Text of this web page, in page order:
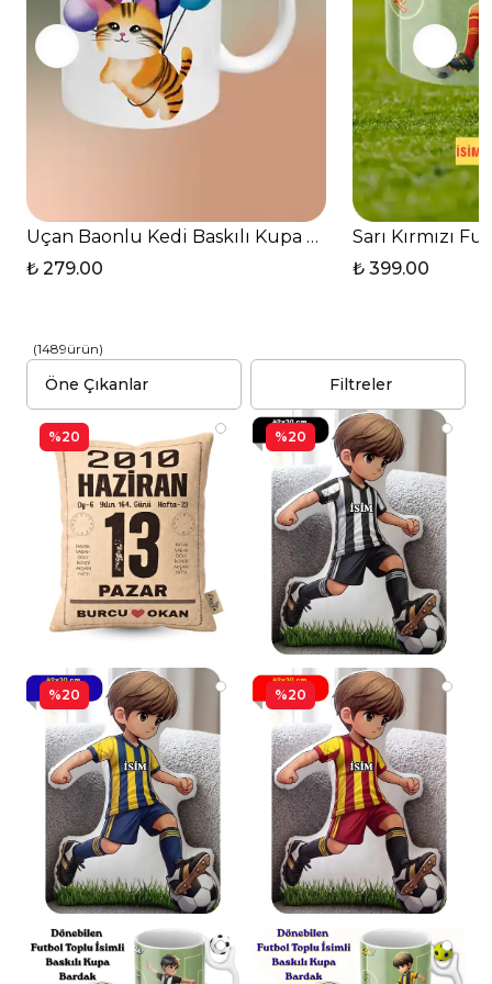
Uçan Baonlu Kedi Baskılı Kupa Bardak Çay Kahve
₺ 279.00
Sarı Kırmızı
₺ 399.00
(1489ürün)
Filtreler
%20 %20
%20 %20